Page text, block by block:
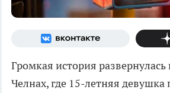
Громкая история
Челнах, где 15-летняя девушка